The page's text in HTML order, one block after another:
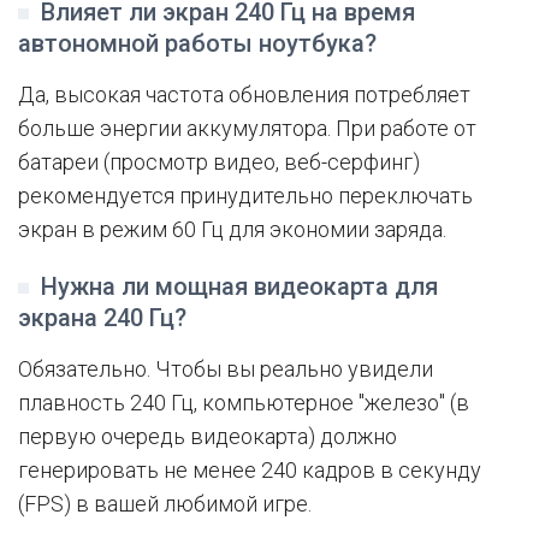
Влияет ли экран 240 Гц на время
автономной работы ноутбука?
Да, высокая частота обновления потребляет
больше энергии аккумулятора. При работе от
батареи (просмотр видео, веб-серфинг)
рекомендуется принудительно переключать
экран в режим 60 Гц для экономии заряда.
Нужна ли мощная видеокарта для
экрана 240 Гц?
Обязательно. Чтобы вы реально увидели
плавность 240 Гц, компьютерное "железо" (в
первую очередь видеокарта) должно
генерировать не менее 240 кадров в секунду
(FPS) в вашей любимой игре.